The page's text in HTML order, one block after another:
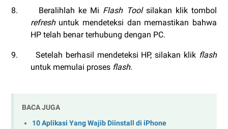
8. Beralihlah ke Mi Flash Toolsilakan klik tombol
refreshuntuk mendeteksi dan memastikan bahwa
HP telah benar terhubung dengan PC.
9. Setelah berhasil mendeteksi HP, silakan klik flash
untuk memulai proses flash.
BACA JUGA
10 Aplikasi Yang Wajib Diinstall di iPhone